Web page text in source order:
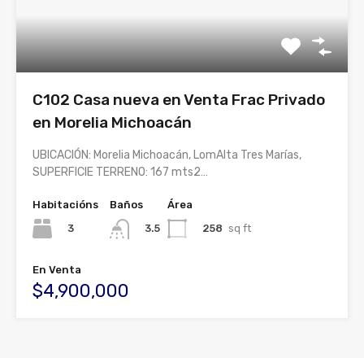
C102 Casa nueva en Venta Frac Privado
en Morelia Michoacán
UBICACIÓN: Morelia Michoacán, LomAlta Tres Marías,
SUPERFICIE TERRENO: 167 mts2…
Habitacións
3
Baños
3.5
Área
258 sq ft
En Venta
$4,900,000